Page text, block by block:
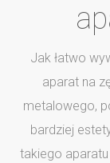
Jak łatwo
aparat na
metalowego,
bardziej
takiego